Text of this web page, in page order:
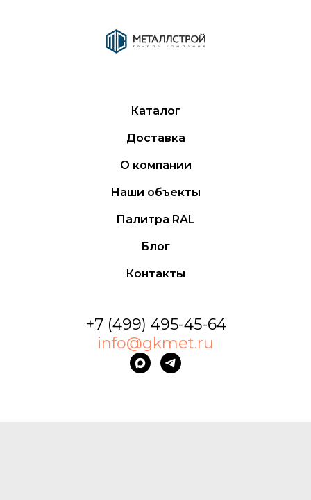
Каталог
Доставка
О компании
Наши объекты
Палитра RAL
Блог
Контакты
+7 (499) 495-45-64
info@gkmet.ru